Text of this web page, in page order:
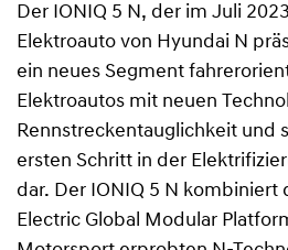
Der IONIQ 5 N, der im Juli
Elektroauto von Hyundai N
ein neues Segment
Elektroautos mit neuen
Rennstreckentauglichkeit und
ersten Schritt in der
dar. Der IONIQ 5 N kombiniert
Electric Global Modular